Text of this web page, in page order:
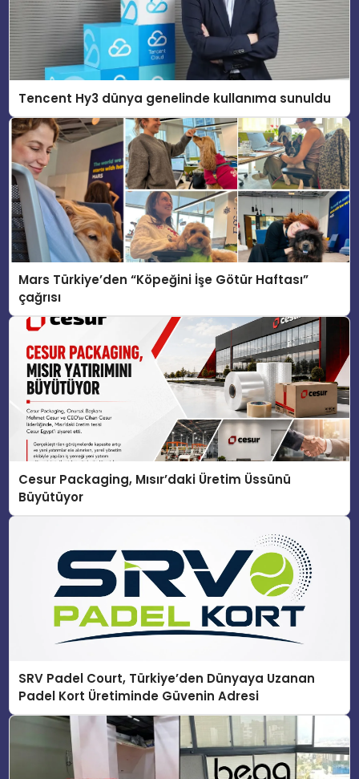
Tencent Hy3 dünya genelinde kullanıma sunuldu
Mars Türkiye’den “Köpeğini İşe Götür Haftası”
çağrısı
Cesur Packaging, Mısır’daki Üretim Üssünü
Büyütüyor
SRV Padel Court, Türkiye’den Dünyaya Uzanan
Padel Kort Üretiminde Güvenin Adresi